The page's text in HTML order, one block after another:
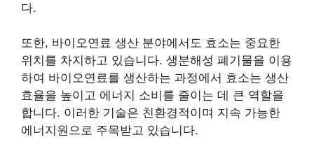
다.
또한, 바이오연료 생산 분야에서도 효소는 중요한
위치를 차지하고 있습니다. 생분해성 폐기물을 이용
하여 바이오연료를 생산하는 과정에서 효소는 생산
효율을 높이고 에너지 소비를 줄이는 데 큰 역할을
합니다. 이러한 기술은 친환경적이며 지속 가능한
에너지원으로 주목받고 있습니다.